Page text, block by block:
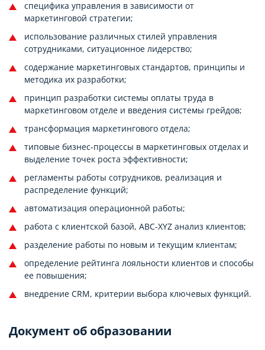
специфика управления в зависимости от
маркетинговой стратегии;
использование различных стилей управления
сотрудниками, ситуационное лидерство;
содержание маркетинговых стандартов, принципы и
методика их разработки;
принцип разработки системы оплаты труда в
маркетинговом отделе и введения системы грейдов;
трансформация маркетингового отдела;
типовые бизнес-процессы в маркетинговых отделах и
выделение точек роста эффективности;
регламенты работы сотрудников, реализация и
распределение функций;
автоматизация операционной работы;
работа с клиентской базой, ABC-XYZ анализ клиентов;
разделение работы по новым и текущим клиентам;
определение рейтинга лояльности клиентов и способы
ее повышения;
внедрение CRM, критерии выбора ключевых функций.
Документ об образовании